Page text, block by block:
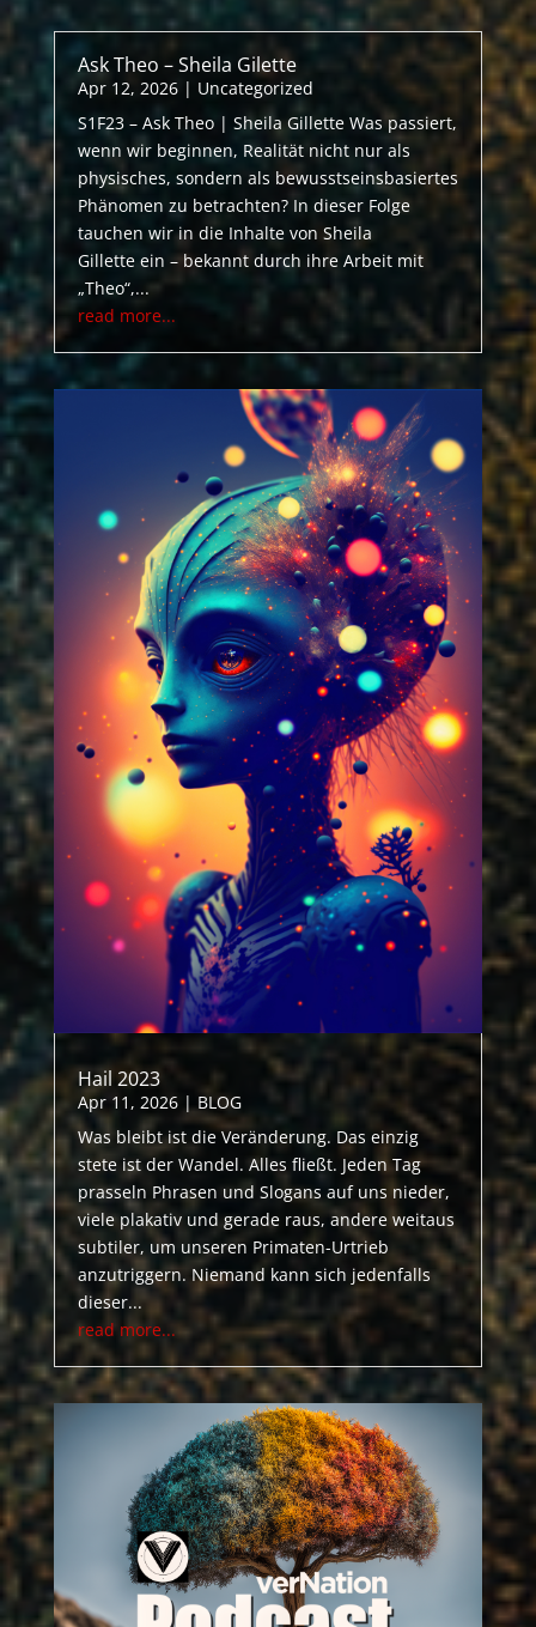
Ask Theo – Sheila Gilette
Apr 12, 2026| Uncategorized
S1F23 – Ask Theo | Sheila Gillette Was passiert,
wenn wir beginnen, Realität nicht nur als
physisches, sondern als bewusstseinsbasiertes
Phänomen zu betrachten? In dieser Folge
tauchen wir in die Inhalte von Sheila
Gillette ein – bekannt durch ihre Arbeit mit
„Theo“,...
read more...
Hail 2023
Apr 11, 2026| BLOG
Was bleibt ist die Veränderung. Das einzig
stete ist der Wandel. Alles fließt. Jeden Tag
prasseln Phrasen und Slogans auf uns nieder,
viele plakativ und gerade raus, andere weitaus
subtiler, um unseren Primaten-Urtrieb
anzutriggern. Niemand kann sich jedenfalls
dieser...
read more...